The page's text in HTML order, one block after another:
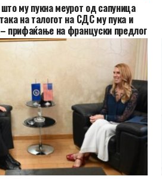
му пукна меурот од сапуница
на талогот на СДС му пука и
– прифаќање на француски предлог